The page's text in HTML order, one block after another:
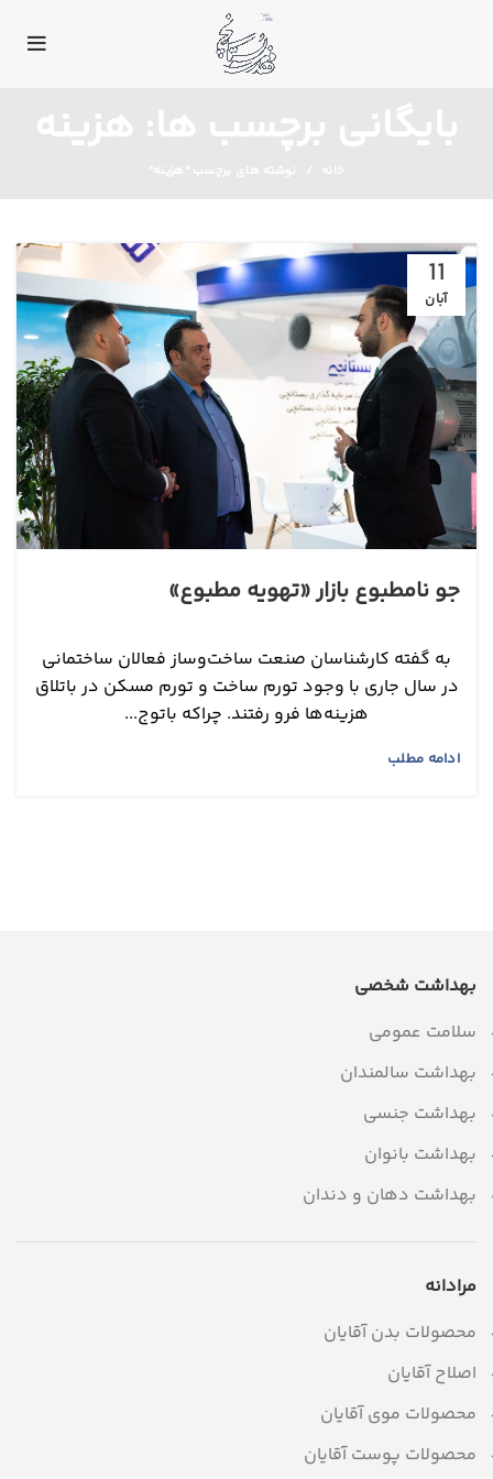
11
آبان
جو نامطبوع بازار «تهویه مطبوع‌»
به گفته کارشناسان صنعت ساخت‌‌و‌‌ساز فعالان ساختمانی
در سال جاری با وجود تورم ساخت و تورم مسکن در باتلاق
هزینه‌ها فرو رفتند. چراکه باتوج...
ادامه مطلب
بهداشت شخصی
سلامت عمومی
بهداشت سالمندان
بهداشت جنسی
بهداشت بانوان
بهداشت دهان و دندان
مرادانه
محصولات بدن آقایان
اصلاح آقایان
محصولات موی آقایان
محصولات پوست آقایان